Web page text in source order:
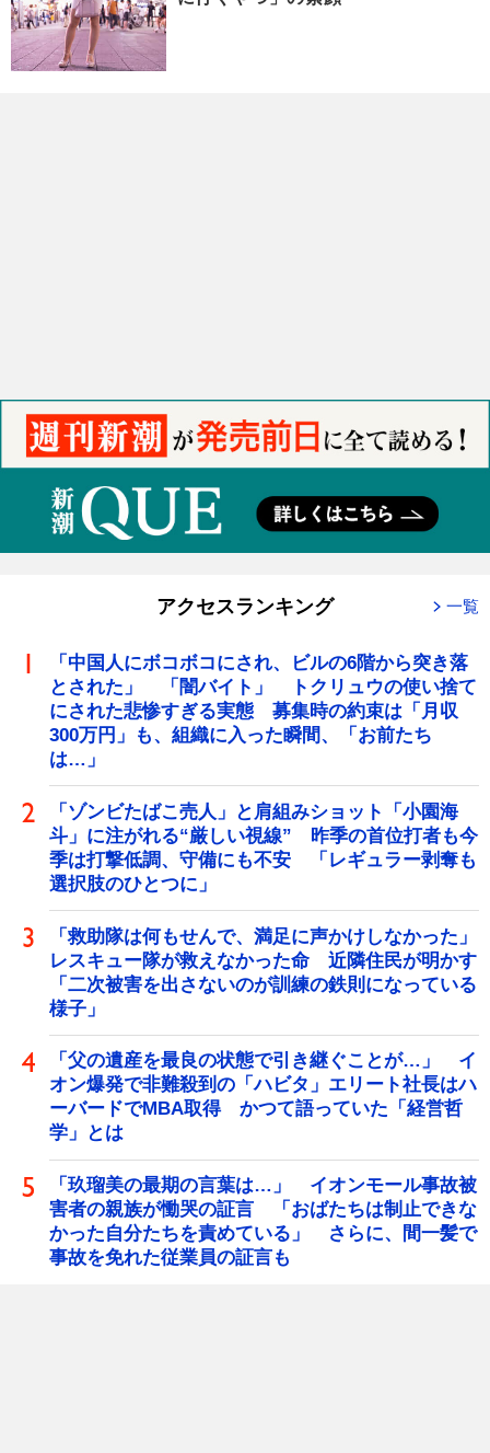
アクセスランキング 一覧
「中国人にボコボコにされ、ビルの6階から突き落
とされた」 「闇バイト」 トクリュウの使い捨て
にされた悲惨すぎる実態 募集時の約束は「月収
300万円」も、組織に入った瞬間、「お前たち
は…」
「ゾンビたばこ売人」と肩組みショット「小園海
斗」に注がれる“厳しい視線” 昨季の首位打者も今
季は打撃低調、守備にも不安 「レギュラー剥奪も
選択肢のひとつに」
「救助隊は何もせんで、満足に声かけしなかった」
レスキュー隊が救えなかった命 近隣住民が明かす
「二次被害を出さないのが訓練の鉄則になっている
様子」
「父の遺産を最良の状態で引き継ぐことが…」 イ
オン爆発で非難殺到の「ハビタ」エリート社長はハ
ーバードでMBA取得 かつて語っていた「経営哲
学」とは
「玖瑠美の最期の言葉は…」 イオンモール事故被
害者の親族が慟哭の証言 「おばたちは制止できな
かった自分たちを責めている」 さらに、間一髪で
事故を免れた従業員の証言も